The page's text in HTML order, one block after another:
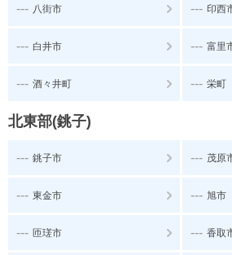
--- 八街市 --- 印西
--- 白井市 --- 富里
--- 酒々井町 --- 栄町
北東部(銚子)
--- 銚子市 --- 茂原
--- 東金市 --- 旭市
--- 匝瑳市 --- 香取